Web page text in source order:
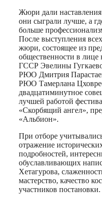
Жюри дали
они сыграли лучше, а
больше
После выступления
жюри, состоящее из
общественности в
ГССР Эвелины
РЮО Дмитрия
РЮО Тамерлана
двадцатиминутное
лучшей работой
«Скорбящий ангел»,
«Альбион».
При отборе
отражение
подробностей,
обуславливающих
Хетагурова,
мастерство, качество
участников постановки.